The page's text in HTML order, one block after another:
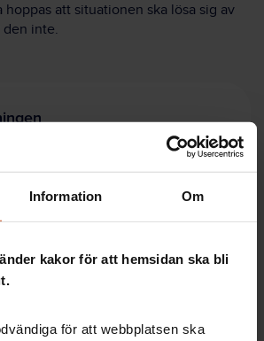
Information Om
kakor för att hemsidan ska bli
för att webbplatsen ska
hoppas att situationen ska lösa sig av
den inte.
skottlinjen